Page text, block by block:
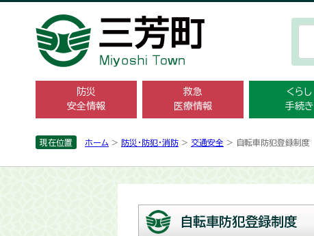
防災
安全情報
救急
医療情報
くらし
手続き
現在位置 ホーム > 防災・防犯・消防 > 交通安全 > 自転車防犯登録制度
自転車防犯登録制度